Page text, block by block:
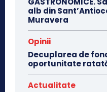
alb din
Muravera
Opinii
Decuplarea de
oportunitate
Actualitate